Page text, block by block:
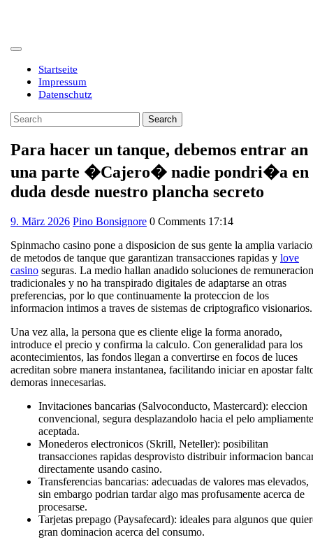
Open
ButtonStartseite
Impressum
Datenschutz
Close
Button
Search
for:
Para hacer un tanque, debemos entrar an
una parte �Cajero� nadie pondri�a en
duda desde nuestro plancha secreto
9. März 20269.
2026
Pino Bonsignore 0 Comments 17:14
Spinmacho casino pone a disposicion de sus gente la amplia
de metodos de tanque que garantizan transacciones rapidas y love
casino seguras. La medio hallan anadido soluciones de remuneracion
tradicionales y no ha transpirado digitales de adaptarse an otras
preferencias, por lo que continuamente la proteccion de los
informacion intimos a traves de sistemas de criptografico visionarios.
Una vez alla, la persona que es cliente elige la forma anorado,
introduce el precio y confirma la calculo. Con generalidad para los
acontecimientos, las fondos llegan a convertirse en focos de luces
acreditan sobre manera instantanea, facilitando iniciar en apostar
demoras innecesarias.
Invitaciones bancarias (Salvoconducto, Mastercard): eleccion
convencional, segura desplazandolo hacia el pelo ampliamente
aceptada.
Monederos electronicos (Skrill, Neteller): posibilitan
transacciones rapidas desprovisto distribuir informacion
directamente usando casino.
Transferencias bancarias: adecuadas de valores mas elevados,
sin embargo podrian tardar algo mas profusamente acerca de
procesarse.
Tarjetas prepago (Paysafecard): ideales para algunos que
gran dominacion acerca del consumo.